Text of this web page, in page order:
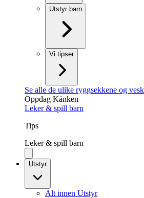
Utstyr barn
Vi tipser
Se alle de ulike ryggsekkene og
Oppdag Kånken
Leker & spill barn
Tips
Leker & spill barn
Utstyr
Alt innen Utstyr